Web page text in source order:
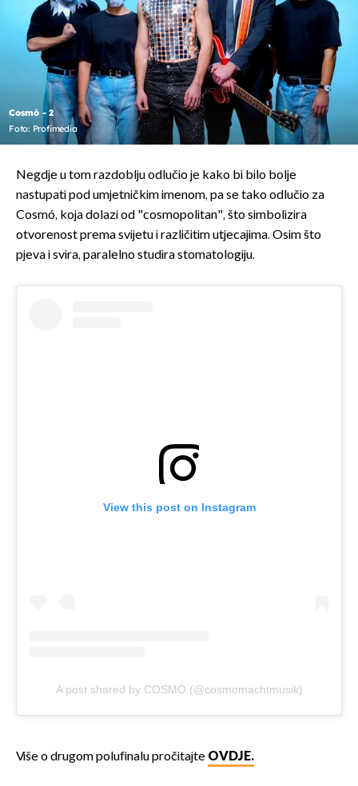
Cosmó - 2
Foto: Profimedia
Negdje u tom razdoblju odlučio je kako bi bilo bolje
nastupati pod umjetničkim imenom, pa se tako odlučio za
Cosmó, koja dolazi od "cosmopolitan", što simbolizira
otvorenost prema svijetu i različitim utjecajima. Osim što
pjeva i svira, paralelno studira stomatologiju.
View this post on Instagram
A post shared by COSMÓ (@cosmomachtmusik)
Više o drugom polufinalu pročitajte OVDJE.